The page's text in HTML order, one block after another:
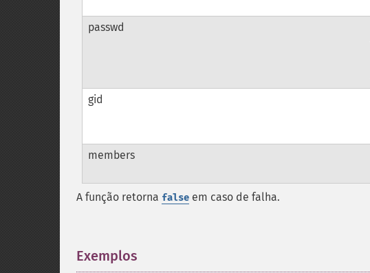
passwd
gid
members
A função retorna false em caso de falha.
Exemplos